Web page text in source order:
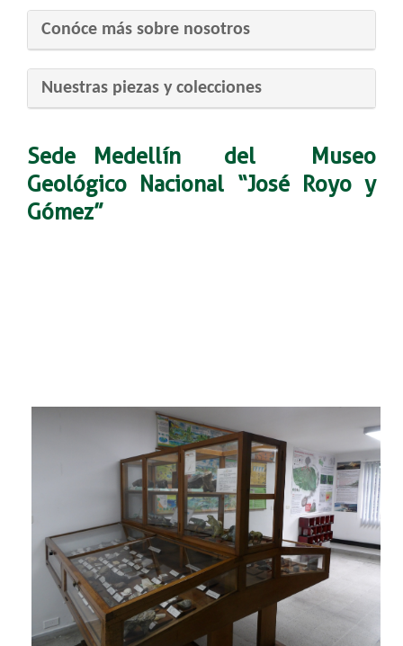
​Conóce más sobre nosotros
​Nuestras pi​ezas y colecciones
Sede Medellín del Museo
Geológico Nacional “José Royo y
Gómez”